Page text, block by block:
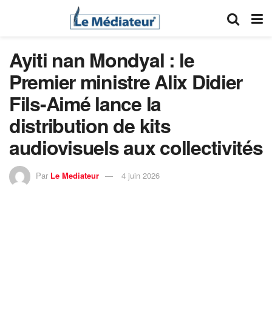
Ayiti nan Mondyal : le
Premier ministre Alix Didier
Fils-Aimé lance la
distribution de kits
audiovisuels aux collectivités
Par Le Mediateur 4 juin 2026